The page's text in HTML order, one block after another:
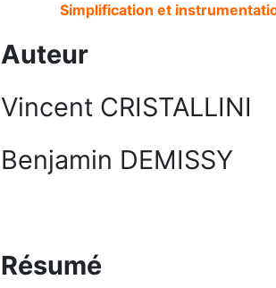
Simplification et
Auteur
Vincent CRISTALLINI
Benjamin DEMISSY
Résumé